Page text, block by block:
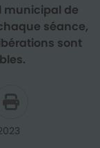
municipal de
séance,
sont
Twitter
sur par